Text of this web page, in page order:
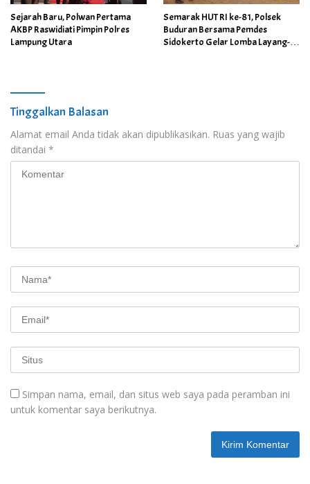
Sejarah Baru, Polwan Pertama
AKBP Raswidiati Pimpin Polres
Lampung Utara
Semarak HUT RI ke-81, Polsek
Buduran Bersama Pemdes
Sidokerto Gelar Lomba Layang-
Tinggalkan Balasan
Alamat email Anda tidak akan dipublikasikan. Ruas yang wajib
ditandai *
Simpan nama, email, dan situs web saya pada peramban ini
untuk komentar saya berikutnya.